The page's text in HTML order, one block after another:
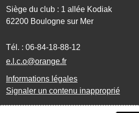
Siège du club : 1 allée Kodiak
62200 Boulogne sur Mer
Tél. : 06-84-18-88-12
e.l.c.o@orange.fr
Informations légales
Signaler un contenu inapproprié